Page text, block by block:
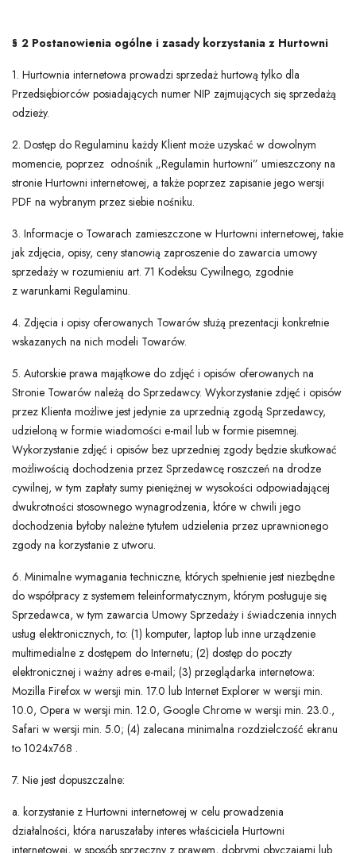
§ 2 Postanowienia ogólne i zasady korzystania z Hurtowni
1. Hurtownia internetowa prowadzi sprzedaż hurtową tylko dla
Przedsiębiorców posiadających numer NIP zajmujących się sprzedażą
odzieży.
2. Dostęp do Regulaminu każdy Klient może uzyskać w dowolnym
momencie, poprzez odnośnik „Regulamin hurtowni” umieszczony na
stronie Hurtowni internetowej, a także poprzez zapisanie jego wersji
PDF na wybranym przez siebie nośniku.
3. Informacje o Towarach zamieszczone w Hurtowni internetowej, takie
jak zdjęcia, opisy, ceny stanowią zaproszenie do zawarcia umowy
sprzedaży w rozumieniu art. 71 Kodeksu Cywilnego, zgodnie
z warunkami Regulaminu.
4. Zdjęcia i opisy oferowanych Towarów służą prezentacji konkretnie
wskazanych na nich modeli Towarów.
5. Autorskie prawa majątkowe do zdjęć i opisów oferowanych na
Stronie Towarów należą do Sprzedawcy. Wykorzystanie zdjęć i opisów
przez Klienta możliwe jest jedynie za uprzednią zgodą Sprzedawcy,
udzieloną w formie wiadomości e-mail lub w formie pisemnej.
Wykorzystanie zdjęć i opisów bez uprzedniej zgody będzie skutkować
możliwością dochodzenia przez Sprzedawcę roszczeń na drodze
cywilnej, w tym zapłaty sumy pieniężnej w wysokości odpowiadającej
dwukrotności stosownego wynagrodzenia, które w chwili jego
dochodzenia byłoby należne tytułem udzielenia przez uprawnionego
zgody na korzystanie z utworu.
6. Minimalne wymagania techniczne, których spełnienie jest niezbędne
do współpracy z systemem teleinformatycznym, którym posługuje się
Sprzedawca, w tym zawarcia Umowy Sprzedaży i świadczenia innych
usług elektronicznych, to: (1) komputer, laptop lub inne urządzenie
multimedialne z dostępem do Internetu; (2) dostęp do poczty
elektronicznej i ważny adres e-mail; (3) przeglądarka internetowa:
Mozilla Firefox w wersji min. 17.0 lub Internet Explorer w wersji min.
10.0, Opera w wersji min. 12.0, Google Chrome w wersji min. 23.0.,
Safari w wersji min. 5.0; (4) zalecana minimalna rozdzielczość ekranu
to 1024x768 .
7. Nie jest dopuszczalne:
a. korzystanie z Hurtowni internetowej w celu prowadzenia
działalności, która naruszałaby interes właściciela Hurtowni
internetowej, w sposób sprzeczny z prawem, dobrymi obyczajami lub